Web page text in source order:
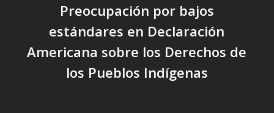
Preocupación por bajos
estándares en Declaración
Americana sobre los Derechos de
los Pueblos Indígenas